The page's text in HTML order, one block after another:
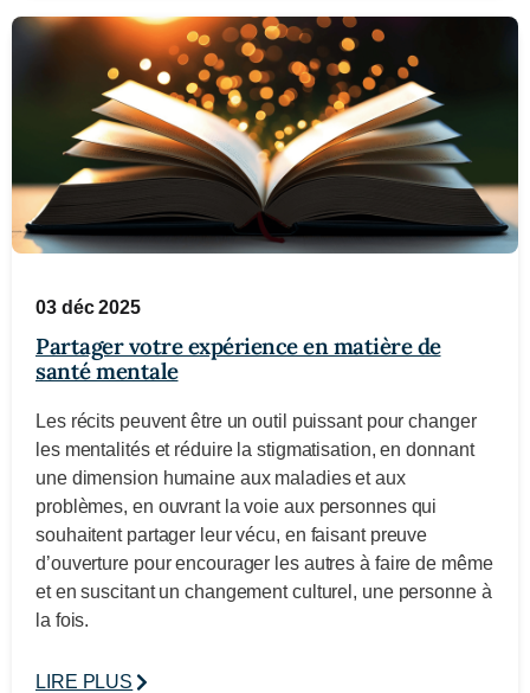
03 déc 2025
Partager votre expérience en matière de
santé mentale
Les récits peuvent être un outil puissant pour changer
les mentalités et réduire la stigmatisation, en donnant
une dimension humaine aux maladies et aux
problèmes, en ouvrant la voie aux personnes qui
souhaitent partager leur vécu, en faisant preuve
d’ouverture pour encourager les autres à faire de même
et en suscitant un changement culturel, une personne à
la fois.
LIRE PLUS